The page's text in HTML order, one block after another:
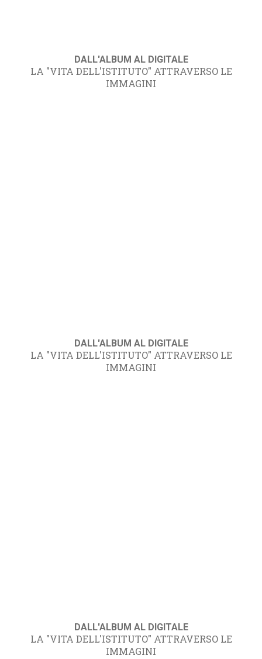
DALL'ALBUM AL DIGITALE
LA "VITA DELL'ISTITUTO" ATTRAVERSO LE
IMMAGINI
DALL'ALBUM AL DIGITALE
LA "VITA DELL'ISTITUTO" ATTRAVERSO LE
IMMAGINI
DALL'ALBUM AL DIGITALE
LA "VITA DELL'ISTITUTO" ATTRAVERSO LE
IMMAGINI